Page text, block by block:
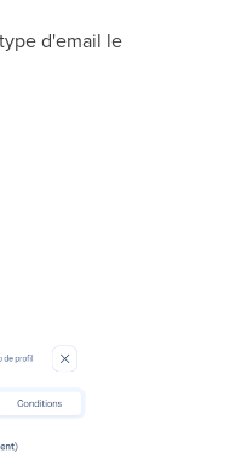
d'email le